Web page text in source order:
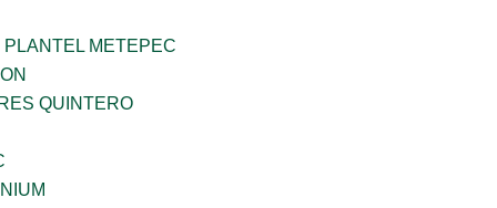
METEPEC
QUINTERO